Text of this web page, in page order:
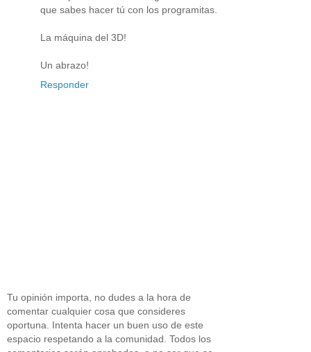
que sabes hacer tú con los programitas.
La máquina del 3D!
Un abrazo!
Responder
Tu opinión importa, no dudes a la hora de
comentar cualquier cosa que consideres
oportuna. Intenta hacer un buen uso de este
espacio respetando a la comunidad. Todos los